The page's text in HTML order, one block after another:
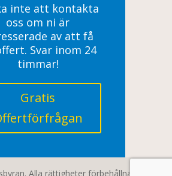
inte att kontakta
oss om ni är
av att få
Svar inom 24
timmar!
Gratis
Alla rättigheter förbehållna |